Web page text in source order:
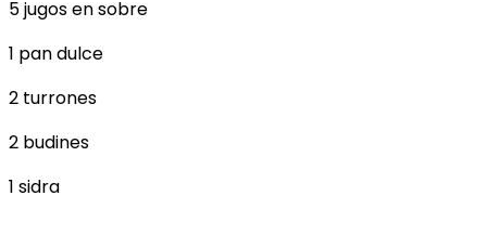
5 jugos en sobre
1 pan dulce
2 turrones
2 budines
1 sidra